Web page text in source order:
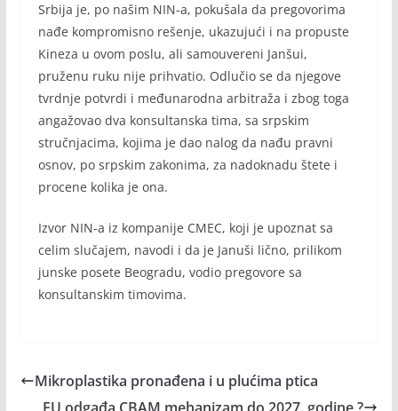
Srbija je, po našim NIN-a, pokušala da pregovorima
nađe kompromisno rešenje, ukazujući i na propuste
Kineza u ovom poslu, ali samouvereni Janšui,
pruženu ruku nije prihvatio. Odlučio se da njegove
tvrdnje potvrdi i međunarodna arbitraža i zbog toga
angažovao dva konsultanska tima, sa srpskim
stručnjacima, kojima je dao nalog da nađu pravni
osnov, po srpskim zakonima, za nadoknadu štete i
procene kolika je ona.
Izvor NIN-a iz kompanije CMEC, koji je upoznat sa
celim slučajem, navodi i da je Januši lično, prilikom
junske posete Beogradu, vodio pregovore sa
konsultanskim timovima.
Mikroplastika pronađena i u plućima ptica